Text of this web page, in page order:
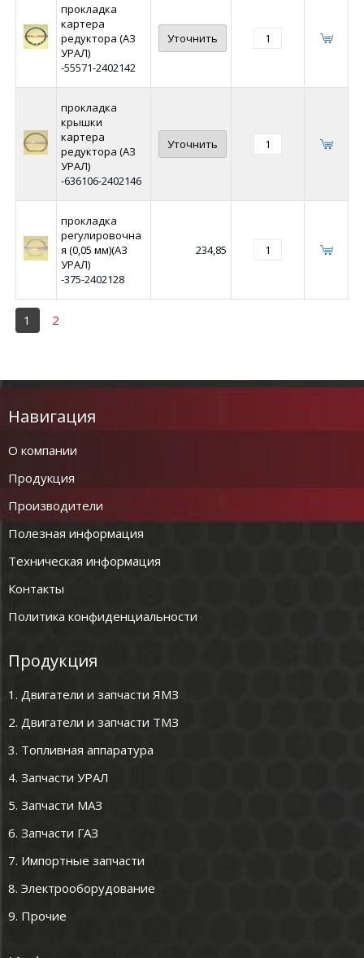
прокладка
картера
редуктора (АЗ
УРАЛ)
-55571-2402142
Уточнить
прокладка
крышки
картера
редуктора (АЗ
УРАЛ)
-636106-2402146
Уточнить
прокладка
регулировочна
я (0,05 мм)(АЗ
УРАЛ)
-375-2402128
234,85
1 2
Навигация
О компании
Продукция
Производители
Полезная информация
Техническая информация
Контакты
Политика конфиденциальности
Продукция
1. Двигатели и запчасти ЯМЗ
2. Двигатели и запчасти ТМЗ
3. Топливная аппаратура
4. Запчасти УРАЛ
5. Запчасти МАЗ
6. Запчасти ГАЗ
7. Импортные запчасти
8. Электрооборудование
9. Прочие